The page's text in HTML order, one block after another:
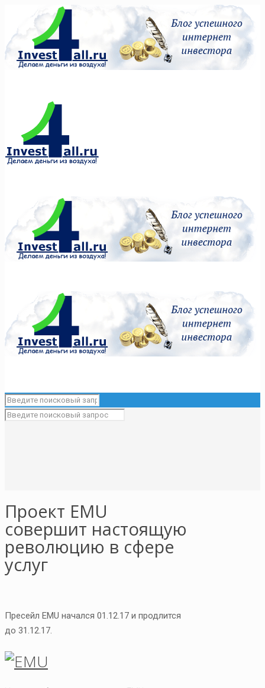
Проект EMU
совершит настоящую
революцию в сфере
услуг
Пресейл EMU начался 01.12.17 и продлится
до 31.12.17.